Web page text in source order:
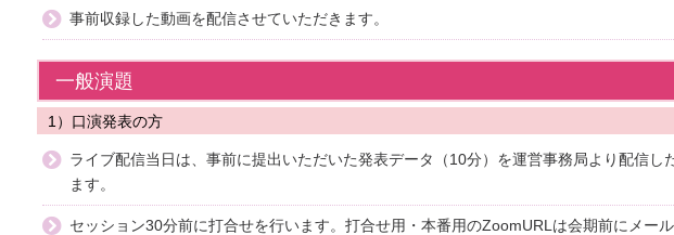
事前収録した動画を配信させていただきます。
一般演題
1）口演発表の方
ライブ配信当日は、事前に提出いただいた発表データ（10分）を運営事務局より配信し
ます。
セッション30分前に打合せを行います。打合せ用・本番用のZoomURLは会期前にメー